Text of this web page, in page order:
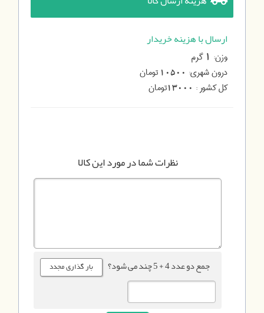
ارسال با هزینه خریدار
وزن:
گرم
درون شهری: 10500 تومان
کل کشور : 13000تومان
نظرات شما در مورد این کالا
جمع دو عدد 4 + 5 چند می شود؟